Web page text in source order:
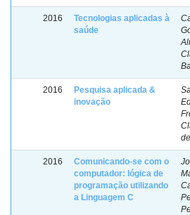
2016
Tecnologias aplicadas à
saúde
2016
Pesquisa aplicada &
inovação
de
2016
Comunicando-se com o
computador: lógica de
programação utilizando
a Linguagem C